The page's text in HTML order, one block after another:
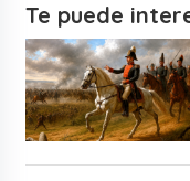
Te puede